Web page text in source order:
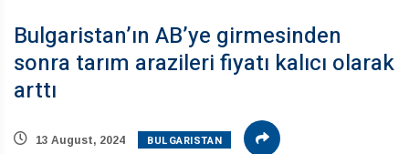
Bulgaristan’ın AB’ye girmesinden
sonra tarım arazileri fiyatı kalıcı olarak
arttı
13 August, 2024 BULGARISTAN